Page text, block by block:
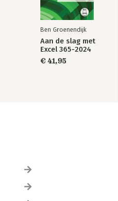
Ben Groenendijk
Aan de slag met
Excel 365-2024
€ 41,95